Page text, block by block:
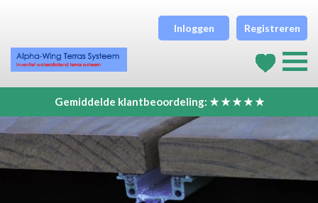
Inloggen Registreren
Gemiddelde klantbeoordeling: ★ ★ ★ ★ ★